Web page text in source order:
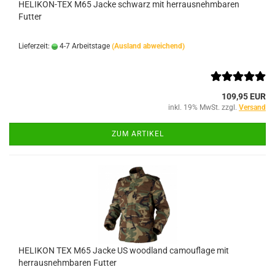
HELIKON-TEX M65 Jacke schwarz mit herrausnehmbaren
Futter
Lieferzeit: 4-7 Arbeitstage (Ausland abweichend)
109,95 EUR
inkl. 19% MwSt. zzgl. Versand
ZUM ARTIKEL
HELIKON TEX M65 Jacke US woodland camouflage mit
herrausnehmbaren Futter